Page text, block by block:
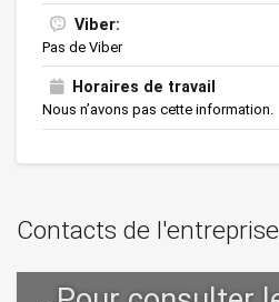
Viber:
Pas de Viber
Horaires de travail
Nous n’avons pas cette information.
Contacts de l'entreprise